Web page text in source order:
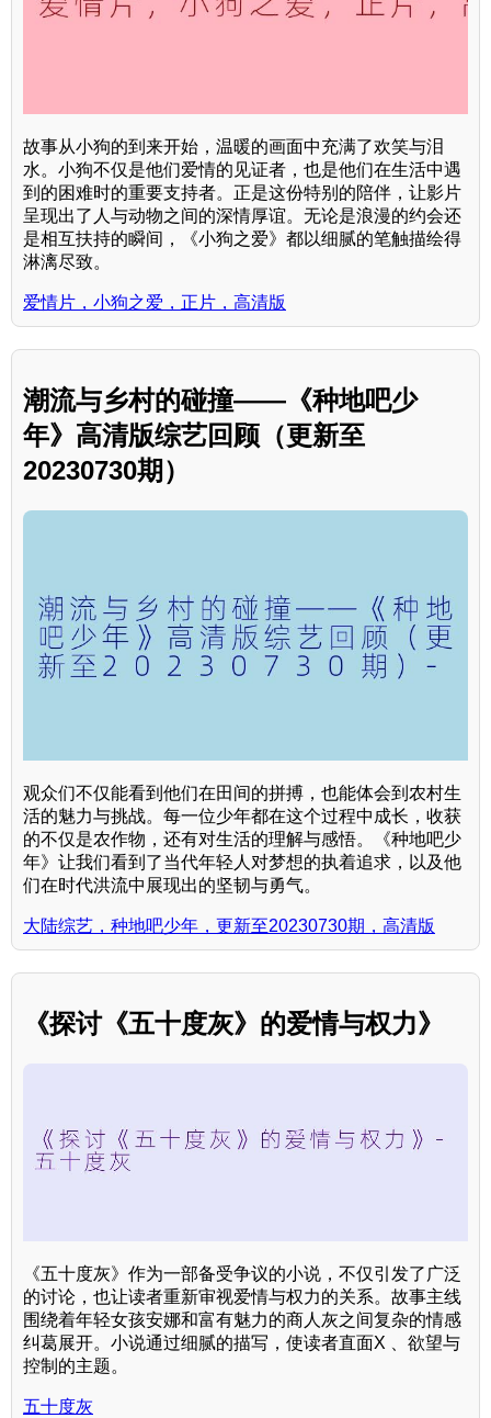
故事从小狗的到来开始，温暖的画面中充满了欢笑与泪
水。小狗不仅是他们爱情的见证者，也是他们在生活中遇
到的困难时的重要支持者。正是这份特别的陪伴，让影片
呈现出了人与动物之间的深情厚谊。无论是浪漫的约会还
是相互扶持的瞬间，《小狗之爱》都以细腻的笔触描绘得
淋漓尽致。
爱情片，小狗之爱，正片，高清版
潮流与乡村的碰撞——《种地吧少
年》高清版综艺回顾（更新至
20230730期）
观众们不仅能看到他们在田间的拼搏，也能体会到农村生
活的魅力与挑战。每一位少年都在这个过程中成长，收获
的不仅是农作物，还有对生活的理解与感悟。《种地吧少
年》让我们看到了当代年轻人对梦想的执着追求，以及他
们在时代洪流中展现出的坚韧与勇气。
大陆综艺，种地吧少年，更新至20230730期，高清版
《探讨《五十度灰》的爱情与权力》
《五十度灰》作为一部备受争议的小说，不仅引发了广泛
的讨论，也让读者重新审视爱情与权力的关系。故事主线
围绕着年轻女孩安娜和富有魅力的商人灰之间复杂的情感
纠葛展开。小说通过细腻的描写，使读者直面X 、欲望与
控制的主题。
五十度灰